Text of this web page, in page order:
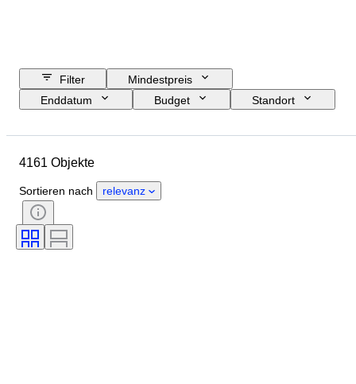
Filter
Mindestpreis
Enddatum
Budget
Standort
Herkunftsland
Geschlecht
Zustand
Periode
Zertifikat
Technik
Uhrwerk
4161 Objekte
Sortieren nach relevanz